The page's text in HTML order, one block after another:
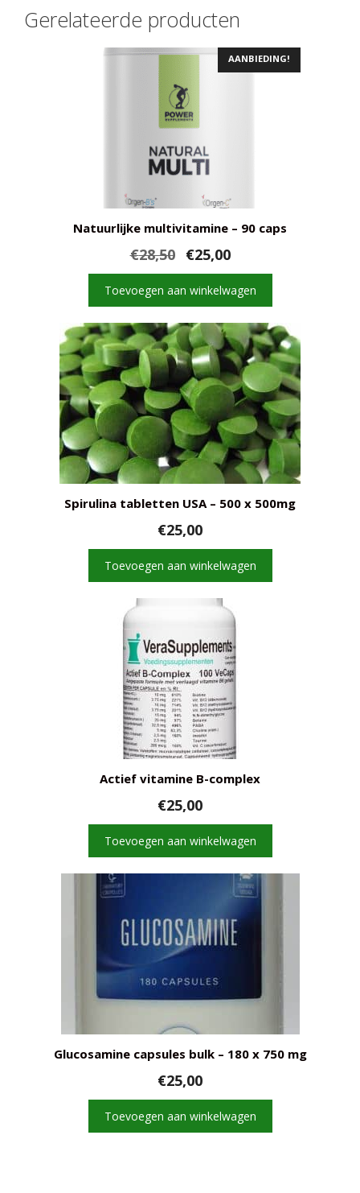
Gerelateerde producten
AANBIEDING!
Natuurlijke multivitamine – 90 caps
€28,50
Oorspronkelijke
prijs
€28,50.
€25,00Huidige
€25,00.
Toevoegen aan winkelwagen
Spirulina tabletten USA – 500 x 500mg
€25,00
Toevoegen aan winkelwagen
Actief vitamine B-complex
€25,00
Toevoegen aan winkelwagen
Glucosamine capsules bulk – 180 x 750 mg
€25,00
Toevoegen aan winkelwagen